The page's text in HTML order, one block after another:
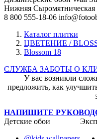
Нижняя Сыромятническая
8 800 555-18-06
Каталог плитки
ЦВЕТЕНИЕ /
Blossom 18
СЛУЖБА ЗАБОТЫ О
У вас возникли
предложить, как
НАПИШИТЕ
Детские обои